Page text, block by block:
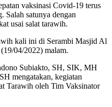
vaksinasi Covid-19 terus
Salah satunya dengan
usai salat tarawih.
kali ini di Serambi Masjid Al
04/2022) malam.
Subiakto, SH, SIK, MH
mengatakan, kegiatan
Tarawih oleh Tim Vaksinator